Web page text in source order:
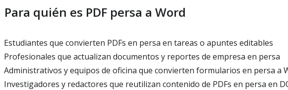
Para quién es PDF persa a Word
Estudiantes que convierten PDFs en persa en tareas o apuntes editables
Profesionales que actualizan documentos y reportes de empresa en persa
Administrativos y equipos de oficina que convierten formularios en persa a
Investigadores y redactores que reutilizan contenido de PDFs en persa en